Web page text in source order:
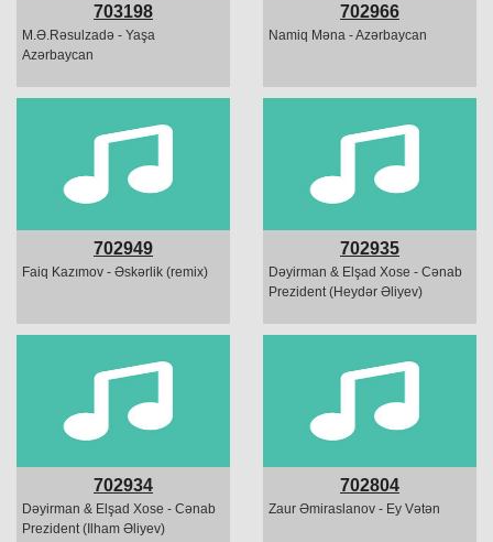
703198
M.Ə.Rəsulzadə - Yaşa
Azərbaycan
702966
Namiq Məna - Azərbaycan
702949
Faiq Kazımov - Əskərlik (remix)
702935
Dəyirman & Elşad Xose - Cənab
Prezident (Heydər Əliyev)
702934
Dəyirman & Elşad Xose - Cənab
Prezident (Ilham Əliyev)
702804
Zaur Əmiraslanov - Ey Vətən